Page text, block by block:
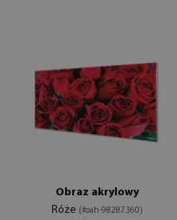
Obraz akrylowy
Róże (#oah-98287360)